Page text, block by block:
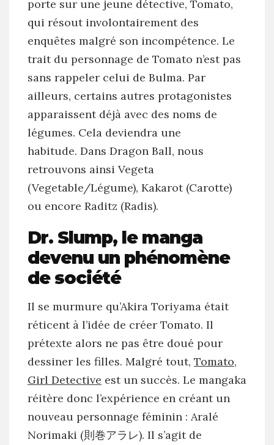
porte sur une jeune détective, Tomato,
qui résout involontairement des
enquêtes malgré son incompétence. Le
trait du personnage de Tomato n’est pas
sans rappeler celui de Bulma. Par
ailleurs, certains autres protagonistes
apparaissent déjà avec des noms de
légumes. Cela deviendra une
habitude. Dans Dragon Ball, nous
retrouvons ainsi Vegeta
(Vegetable/Légume), Kakarot (Carotte)
ou encore Raditz (Radis).
Dr. Slump, le manga
devenu un phénomène
de société
Il se murmure qu’Akira Toriyama était
réticent à l’idée de créer Tomato. Il
prétexte alors ne pas être doué pour
dessiner les filles. Malgré tout, Tomato,
Girl Detective est un succès. Le mangaka
réitère donc l’expérience en créant un
nouveau personnage féminin : Aralé
Norimaki (則巻アラレ). Il s’agit de